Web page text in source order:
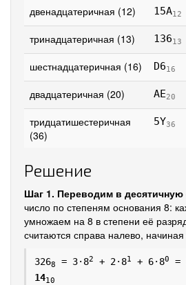
двенадцатеричная (12) 15A12
тринадцатеричная (13) 13613
шестнадцатеричная (16) D616
двадцатеричная (20) AE20
тридцатишестеричная
(36)
5Y36
Решение
Шаг 1. Переводим в десятичную
число по степеням основания 8:
умножаем на 8 в степени её
считаются справа налево,
3268 = 3·82 + 2·81 + 6·80 =
1410